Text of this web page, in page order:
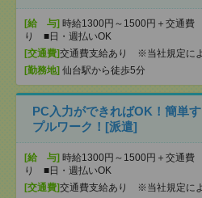
[給 与] 時給1300円～1500円＋交通費
り ■日・週払いOK
[交通費]交通費支給あり ※当社規定に
[勤務地] 仙台駅から徒歩5分
PC入力ができればOK！簡単
プルワーク！[派遣]
[給 与] 時給1300円～1500円＋交通費
り ■日・週払いOK
[交通費]交通費支給あり ※当社規定に